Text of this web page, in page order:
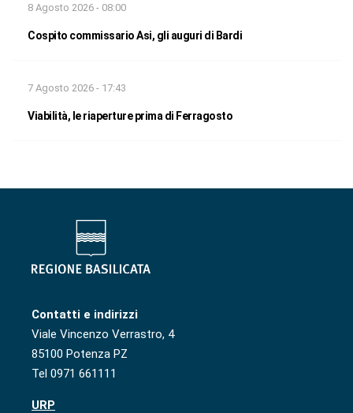
8 Agosto 2026 - 08:00
Cospito commissario Asi, gli auguri di Bardi
7 Agosto 2026 - 17:43
Viabilità, le riaperture prima di Ferragosto
Contatti e indirizzi
Viale Vincenzo Verrastro, 4
85100 Potenza PZ
Tel 0971 661111
URP